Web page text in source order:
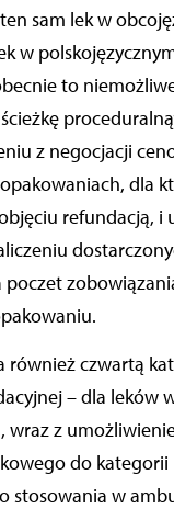
sam lek w
w
to
z negocjacji
dla
refundacją, i
poczet
również czwartą
– dla leków
wraz z
do kategorii
stosowania w